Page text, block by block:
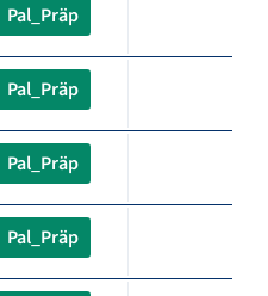
Pal_Präp
Pal_Präp
Pal_Präp
Pal_Präp